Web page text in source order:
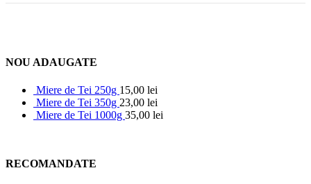
NOU ADAUGATE
Miere de Tei 250g 15,00 lei
Miere de Tei 350g 23,00 lei
Miere de Tei 1000g 35,00 lei
RECOMANDATE